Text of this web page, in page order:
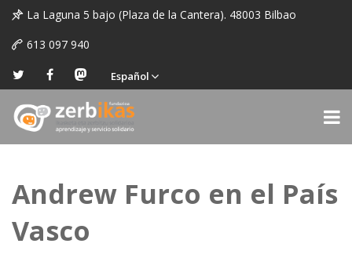
La Laguna 5 bajo (Plaza de la Cantera). 48003 Bilbao
613 097 940
Español
Andrew Furco en el País
Vasco